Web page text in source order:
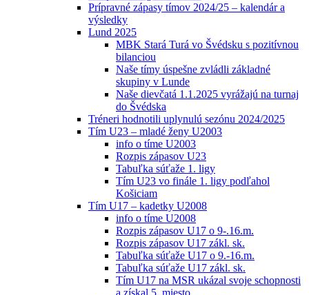
Prípravné zápasy tímov 2024/25 – kalendár a
výsledky
Lund 2025
MBK Stará Turá vo Švédsku s pozitívnou
bilanciou
Naše tímy úspešne zvládli základné
skupiny v Lunde
Naše dievčatá 1.1.2025 vyrážajú na turnaj
do Švédska
Tréneri hodnotili uplynulú sezónu 2024/2025
Tím U23 – mladé ženy U2003
info o tíme U2003
Rozpis zápasov U23
Tabuľka súťaže 1. ligy
Tím U23 vo finále 1. ligy podľahol
Košiciam
Tím U17 – kadetky U2008
info o tíme U2008
Rozpis zápasov U17 o 9-.16.m.
Rozpis zápasov U17 zákl. sk.
Tabuľka súťaže U17 o 9.-16.m.
Tabuľka súťaže U17 zákl. sk.
Tím U17 na MSR ukázal svoje schopnosti
a získal 5. miesto